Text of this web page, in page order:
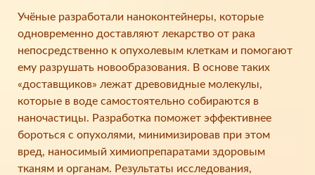
Учёные разработали наноконтейнеры, которые
одновременно доставляют лекарство от рака
непосредственно к опухолевым клеткам и помогают
ему разрушать новообразования. В основе таких
«доставщиков» лежат древовидные молекулы,
которые в воде самостоятельно собираются в
наночастицы. Разработка поможет эффективнее
бороться с опухолями, минимизировав при этом
вред, наносимый химиопрепаратами здоровым
тканям и органам. Результаты исследования,